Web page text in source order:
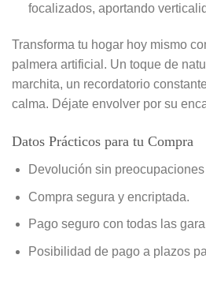
focalizados, aportando
Transforma tu hogar hoy mismo
palmera artificial. Un toque de
marchita, un recordatorio
calma. Déjate envolver por su
Datos Prácticos para tu Compra
Devolución sin
Compra segura y encriptada.
Pago seguro con todas las
Posibilidad de pago a plazos